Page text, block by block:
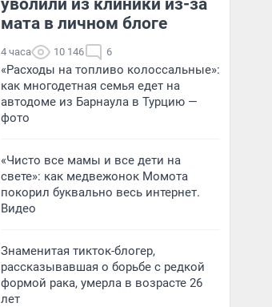
уволили из клиники из-за
мата в личном блоге
4 часа 10 146 6
«Расходы на топливо колоссальные»:
как многодетная семья едет на
автодоме из Барнаула в Турцию —
фото
«Чисто все мамы и все дети на
свете»: как медвежонок Момота
покорил буквально весь интернет.
Видео
Знаменитая тикток-блогер,
рассказывавшая о борьбе с редкой
формой рака, умерла в возрасте 26
лет